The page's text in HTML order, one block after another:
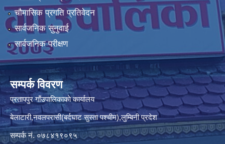
चौमासिक प्रगति प्रतिवेदन
सार्वजनिक सुनुवाई
सार्वजनिक परीक्षण
सम्पर्क विवरण
प्रतापपुर गाँउपालिकाकाे कार्यालय
बेलाटारी,नवलपरासी(बर्दघाट सुस्ता पश्चीम),लुम्बिनी प्रदेश
सम्पर्क नं. ०७८४१९०९५